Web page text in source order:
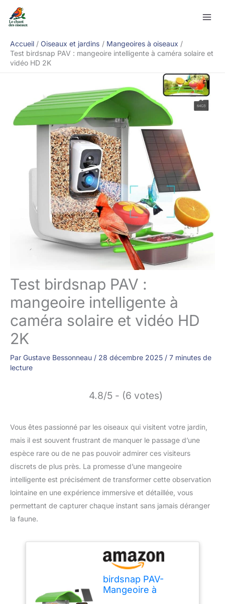
Accueil
Oiseaux et jardins
Mangeoires à oiseaux
Test birdsnap PAV : mangeoire intelligente à caméra solaire et
vidéo HD 2K
Test birdsnap PAV :
mangeoire intelligente à
caméra solaire et vidéo HD
2K
Par Gustave Bessonneau / 28 décembre 2025 / 7 minutes de
lecture
4.8/5 - (6 votes)
Vous êtes passionné par les oiseaux qui visitent votre jardin,
mais il est souvent frustrant de manquer le passage d’une
espèce rare ou de ne pas pouvoir admirer ces visiteurs
discrets de plus près. La promesse d’une mangeoire
intelligente est précisément de transformer cette observation
lointaine en une expérience immersive et détaillée, vous
permettant de capturer chaque instant sans jamais déranger
la faune.
birdsnap PAV-
Mangeoire à
Rechercher